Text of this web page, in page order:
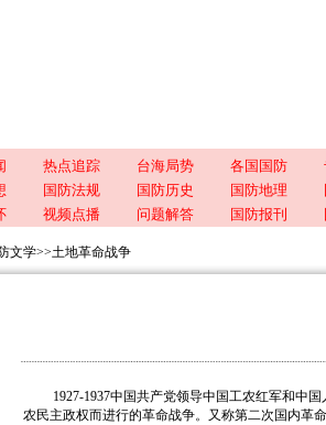
热点追踪 台海局势 各国国防
国防法规 国防历史 国防地理
视频点播 问题解答 国防报刊
文学>>土地革命战争
1927-1937中国共产党领导中国工农红军和中国
农民主政权而进行的革命战争。又称第二次国内革